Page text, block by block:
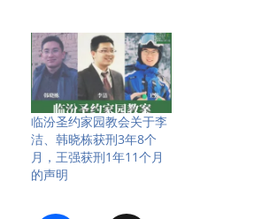
临汾圣约家园教会关于李
洁、韩晓栋获刑3年8个
月，王强获刑1年11个月
的声明